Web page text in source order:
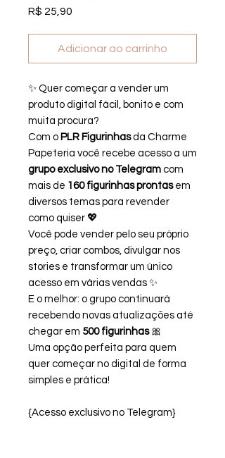
R$ 25,90
Adicionar ao carrinho
✨ Quer começar a vender um
produto digital fácil, bonito e com
muita procura?
Com o PLR Figurinhasda Charme
Papeteria você recebe acesso a um
grupo exclusivo no Telegram com
mais de 160 figurinhas prontasem
diversos temas para revender
como quiser 💖
Você pode vender pelo seu próprio
preço, criar combos, divulgar nos
stories e transformar um único
acesso em várias vendas ✨
E o melhor: o grupo continuará
recebendo novas atualizações até
chegar em 500 figurinhas🎀
Uma opção perfeita para quem
quer começar no digital de forma
simples e prática!
{Acesso exclusivo no Telegram}